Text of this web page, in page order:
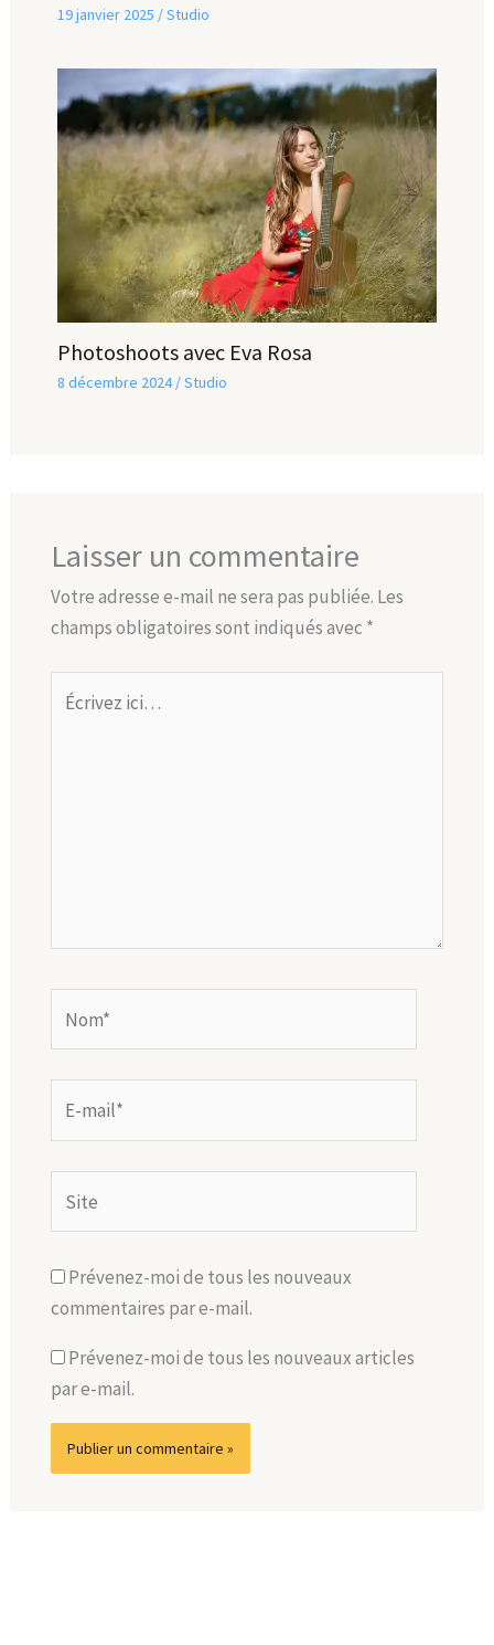
19 janvier 2025 /Studio
Photoshoots avec Eva Rosa
8 décembre 2024/Studio
Laisser un commentaire
Votre adresse e-mail ne sera pas publiée. Les
champs obligatoires sont indiqués avec *
Écrivez
ici…
mail*
Prévenez-moi de tous les nouveaux
commentaires par e-mail.
Prévenez-moi de tous les nouveaux articles
par e-mail.